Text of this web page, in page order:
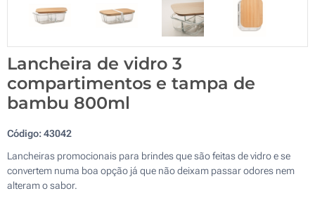
Lancheira de vidro 3
compartimentos e tampa de
bambu 800ml
Código:43042
Lancheiras promocionais para brindes que são feitas de vidro e se
convertem numa boa opção já que não deixam passar odores nem
alteram o sabor.